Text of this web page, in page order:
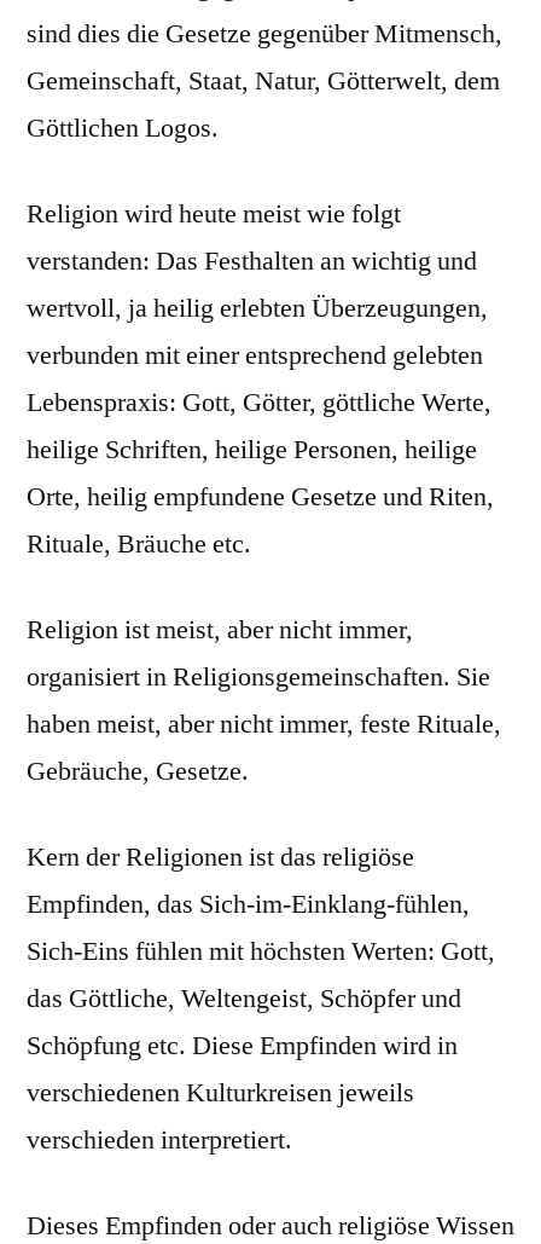
sind dies die Gesetze gegenüber Mitmensch,
Gemeinschaft, Staat, Natur, Götterwelt, dem
Göttlichen Logos.
Religion wird heute meist wie folgt
verstanden: Das Festhalten an wichtig und
wertvoll, ja heilig erlebten Überzeugungen,
verbunden mit einer entsprechend gelebten
Lebenspraxis: Gott, Götter, göttliche Werte,
heilige Schriften, heilige Personen, heilige
Orte, heilig empfundene Gesetze und Riten,
Rituale, Bräuche etc.
Religion ist meist, aber nicht immer,
organisiert in Religionsgemeinschaften. Sie
haben meist, aber nicht immer, feste Rituale,
Gebräuche, Gesetze.
Kern der Religionen ist das religiöse
Empfinden, das Sich-im-Einklang-fühlen,
Sich-Eins fühlen mit höchsten Werten: Gott,
das Göttliche, Weltengeist, Schöpfer und
Schöpfung etc. Diese Empfinden wird in
verschiedenen Kulturkreisen jeweils
verschieden interpretiert.
Dieses Empfinden oder auch religiöse Wissen